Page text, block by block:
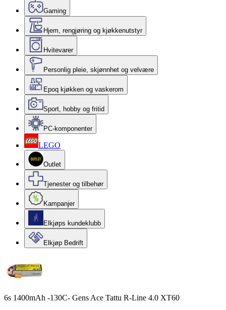
Gaming
Hjem, rengjøring og kjøkkenutstyr
Hvitevarer
Personlig pleie, skjønnhet og velvære
Epoq kjøkken og vaskerom
Sport, hobby og fritid
PC-komponenter
LEGO
Outlet
Tjenester og tilbehør
Kampanjer
Elkjøps kundeklubb
Elkjøp Bedrift
6s 1400mAh -130C- Gens Ace Tattu R-Line 4.0 XT60